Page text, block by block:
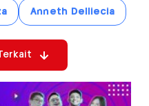
Anneth Delliecia